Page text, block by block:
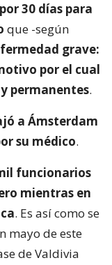
30 días para
que -según
grave:
por el cual
permanentes.
a Ámsterdam
su médico.
funcionarios
mientras en
. Es así como se
mayo de este
de Valdivia